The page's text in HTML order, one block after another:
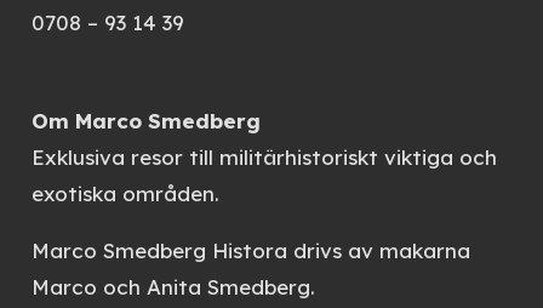
0708 – 93 14 39
Om Marco Smedberg
Exklusiva resor till militärhistoriskt viktiga och
exotiska områden.
Marco Smedberg Histora drivs av makarna
Marco och Anita Smedberg.